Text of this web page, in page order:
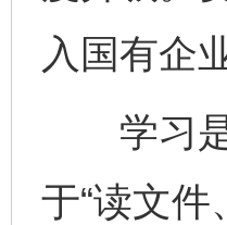
入国有企
学习是
于“读文